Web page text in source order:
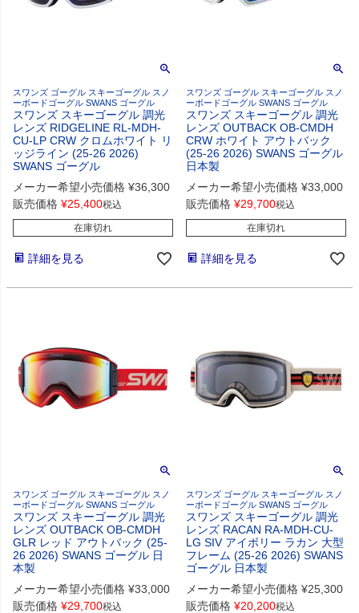
スワンズ ゴーグル スキーゴーグル スノ
ーボードゴーグル SWANS ゴーグル
スワンズ スキーゴーグル 調光
レンズ RIDGELINE RL-MDH-
CU-LP CRW クロムホワイト リ
ッジライン (25-26 2026)
SWANS ゴーグル
メーカー希望小売価格 ¥36,300
販売価格 ¥25,400税込
在庫切れ
詳細を見る
スワンズ ゴーグル スキーゴーグル スノ
ーボードゴーグル SWANS ゴーグル
スワンズ スキーゴーグル 調光
レンズ OUTBACK OB-CMDH
CRW ホワイト アウトバック
(25-26 2026) SWANS ゴーグル
日本製
メーカー希望小売価格 ¥33,000
販売価格 ¥29,700税込
在庫切れ
詳細を見る
スワンズ ゴーグル スキーゴーグル スノ
ーボードゴーグル SWANS ゴーグル
スワンズ スキーゴーグル 調光
レンズ OUTBACK OB-CMDH
GLR レッド アウトバック (25-
26 2026) SWANS ゴーグル 日
本製
メーカー希望小売価格 ¥33,000
販売価格 ¥29,700税込
スワンズ ゴーグル スキーゴーグル スノ
ーボードゴーグル SWANS ゴーグル
スワンズ スキーゴーグル 調光
レンズ RACAN RA-MDH-CU-
LG SIV アイボリー ラカン 大型
フレーム (25-26 2026) SWANS
ゴーグル 日本製
メーカー希望小売価格 ¥25,300
販売価格 ¥20,200税込